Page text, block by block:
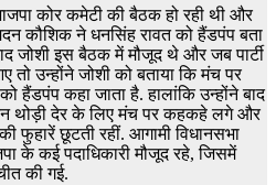
कोर कमेटी की बैठक हो रही थी और
कौशिक ने धनसिंह रावत को हैंडपंप बता
जोशी इस बैठक में मौजूद थे और जब पार्टी
उन्होंने जोशी को बताया कि मंच पर
हैंडपंप कहा जाता है. हालांकि उन्होंने बाद
थोड़ी देर के लिए मंच पर कहकहे लगे और
फुहारें छूटती रहीं. आगामी विधानसभा
के कई पदाधिकारी मौजूद रहे,​ जिसमें
की गई.